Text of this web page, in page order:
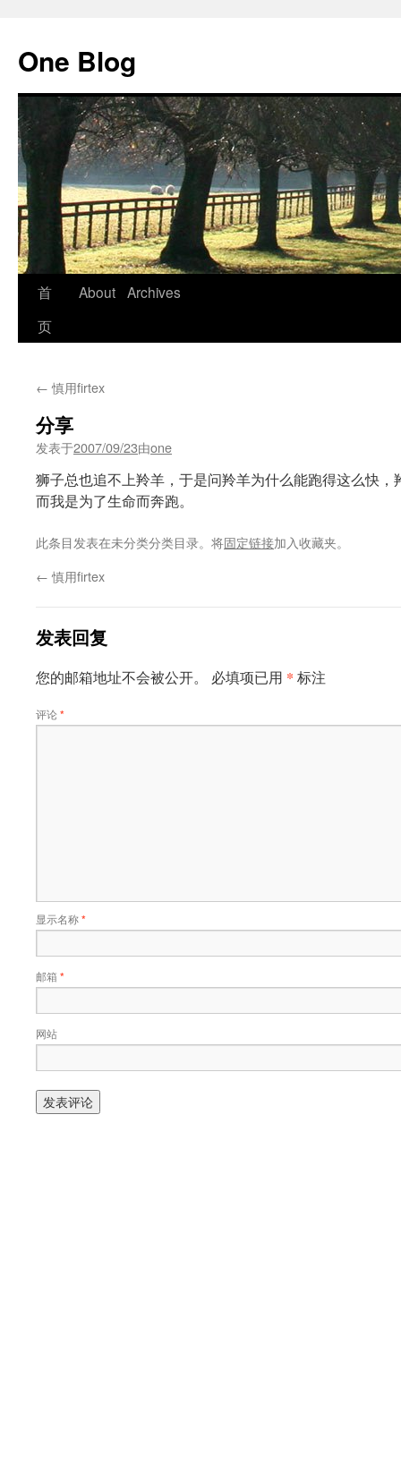
正
文
One Blog
首
页
About Archives
←慎用firtex
分享
发表于2007/09/23由one
狮子总也追不上羚羊，于是问羚羊为什么能跑得这么快，
而我是为了生命而奔跑。
此条目发表在未分类分类目录。将固定链接加入收藏夹。
←慎用firtex
发表回复
您的邮箱地址不会被公开。 必填项已用 * 标注
评论*
显示名称*
邮箱 *
网站